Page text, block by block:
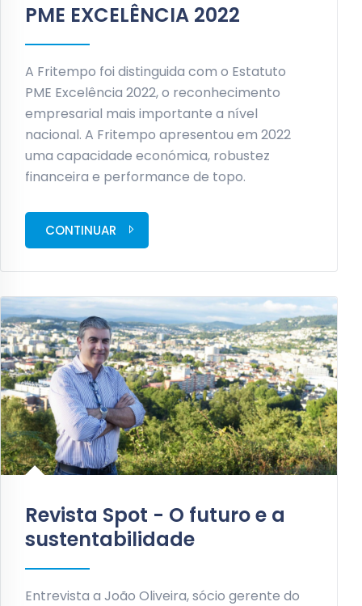
PME EXCELÊNCIA 2022
A Fritempo foi distinguida com o Estatuto
PME Excelência 2022, o reconhecimento
empresarial mais importante a nível
nacional. A Fritempo apresentou em 2022
uma capacidade económica, robustez
financeira e performance de topo.
CONTINUAR
Revista Spot - O futuro e a
sustentabilidade
Entrevista a João Oliveira, sócio gerente do